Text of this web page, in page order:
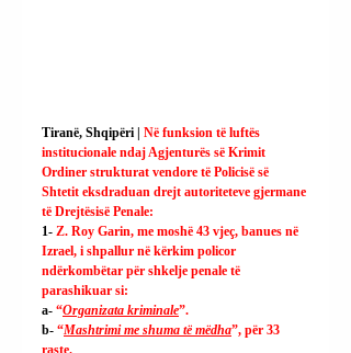
Tiranë, Shqipëri | Në funksion të luftës
institucionale ndaj Agjenturës së Krimit
Ordiner strukturat vendore të Policisë së
Shtetit eksdraduan drejt autoriteteve gjermane
të Drejtësisë Penale:
1- Z. Roy Garin, me moshë 43 vjeç, banues në
Izrael, i shpallur në kërkim policor
ndërkombëtar për shkelje penale të
parashikuar si:
a- “Organizata kriminale”.
b- “Mashtrimi me shuma të mëdha”, për 33
raste.